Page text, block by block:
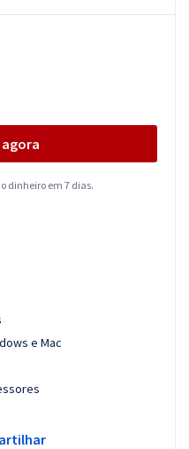
dinheiro em 7 dias.
e Mac